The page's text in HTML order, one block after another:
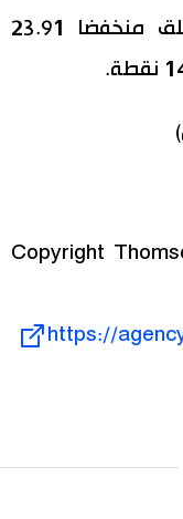
لكن المؤشر ناسداك المجمع أغلق منخفضا 23.91
(c) Copyright
https://